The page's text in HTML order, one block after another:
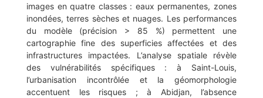
images en quatre classes : eaux permanentes, zones
inondées, terres sèches et nuages. Les performances
du modèle (précision > 85 %) permettent une
cartographie fine des superficies affectées et des
infrastructures impactées. L’analyse spatiale révèle
des vulnérabilités spécifiques : à Saint-Louis,
l’urbanisation incontrôlée et la géomorphologie
accentuent les risques ; à Abidjan, l’absence